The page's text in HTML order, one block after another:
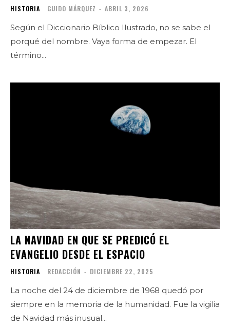
HISTORIA GUIDO MÁRQUEZ - ABRIL 3, 2026
Según el Diccionario Bíblico Ilustrado, no se sabe el
porqué del nombre. Vaya forma de empezar. El
término...
LA NAVIDAD EN QUE SE PREDICÓ EL
EVANGELIO DESDE EL ESPACIO
HISTORIA REDACCIÓN - DICIEMBRE 22, 2025
La noche del 24 de diciembre de 1968 quedó por
siempre en la memoria de la humanidad. Fue la vigilia
de Navidad más inusual...